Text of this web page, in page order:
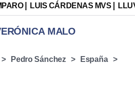
LUIS CÁRDENAS MVS
MALO
Pedro Sánchez España